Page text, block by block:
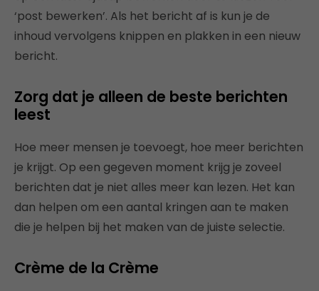
‘post bewerken’. Als het bericht af is kun je de
inhoud vervolgens knippen en plakken in een nieuw
bericht.
Zorg dat je alleen de beste berichten
leest
Hoe meer mensen je toevoegt, hoe meer berichten
je krijgt. Op een gegeven moment krijg je zoveel
berichten dat je niet alles meer kan lezen. Het kan
dan helpen om een aantal kringen aan te maken
die je helpen bij het maken van de juiste selectie.
Crème de la Crème